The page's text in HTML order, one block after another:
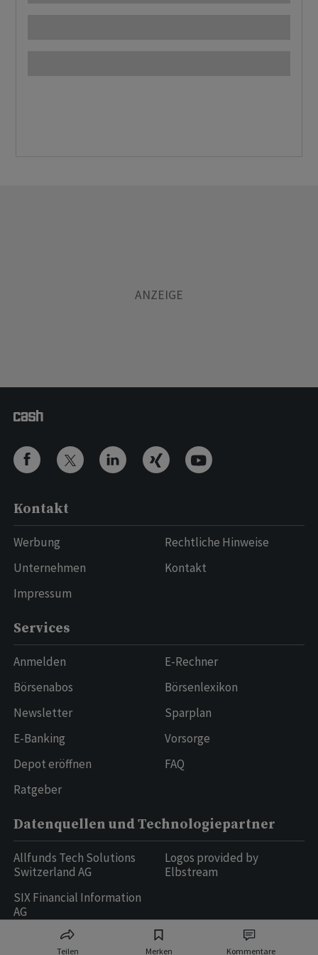
Teilen Merken Kommentare
Kontakt
Werbung
Unternehmen
Impressum
Rechtliche Hinweise
Kontakt
Services
Anmelden
Börsenabos
Newsletter
E-Banking
Depot eröffnen
Ratgeber
E-Rechner
Börsenlexikon
Sparplan
Vorsorge
FAQ
Datenquellen und Technologiepartner
Allfunds Tech Solutions
Switzerland AG
SIX Financial Information
AG
Logos provided by
Elbstream